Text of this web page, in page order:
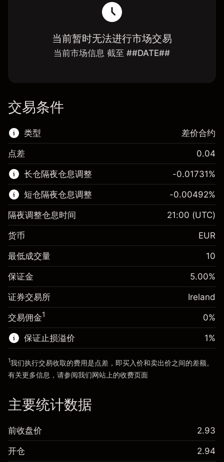
当前暂时无法进行市场交易
当前市场信息 截至 ##DATE##
交易条件
类型
该金融市场可进行差价合约交易。
了解更多:
差价合约
差价合约
点差 0.04
长仓隔夜仓息调整
保证金。您的投资 €1,000.00
隔夜仓息
-0.017307
%
(-€3.46)
使用杠杆的交易规模（大约值）
来自杠杆的资金 - 美元（大约值）
前往平台
-0.01731%
短仓隔夜仓息调整
保证金。您的投资 €1,000.00
隔夜仓息
来自头寸全值的费用
-0.004915
%
(-€0.98)
使用杠杆的交易规模（大约值）
来自杠杆的资金 - 美元（大约值）
前往平台
-0.00492%
隔夜调整仓息时间 21:00 (UTC)
货币 EUR
最低成交量 10
保证金 5.00%
证券交易所 Ireland
交易佣金1 0%
保证止损溢价 1%
1我们执行交易收取的费用是点差，即买入价和卖出价之间的差额。
有关更多信息，请参阅我们网站上的收费页面
主要统计数据
前收盘价 2.93
开仓 2.94